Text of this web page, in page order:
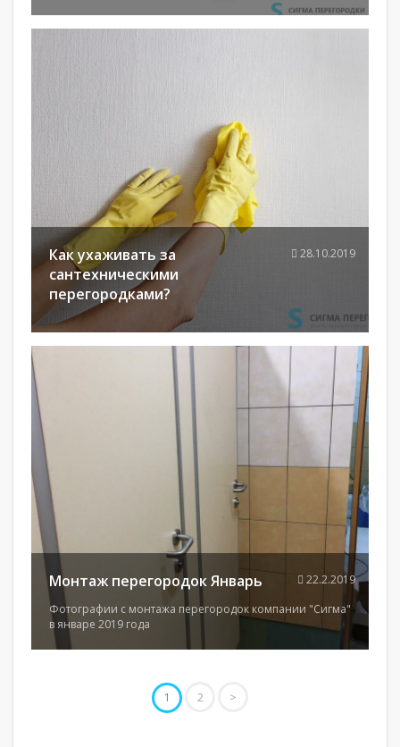
Как ухаживать за
сантехническими
перегородками?
28.10.2019
Монтаж перегородок Январь
Фотографии с монтажа перегородок компании "Сигма"
в январе 2019 года
22.2.2019
1 2 >